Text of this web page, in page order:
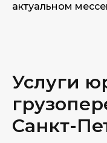
актуальном
Услуги
Санкт-